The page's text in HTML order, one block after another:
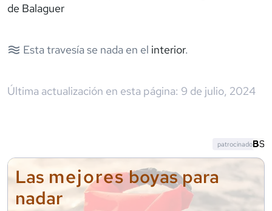
de Balaguer
Esta travesía se nada en el interior.
Última actualización en esta página: 9 de julio, 2024
Las mejoresboyas para
nadar
patrocinado